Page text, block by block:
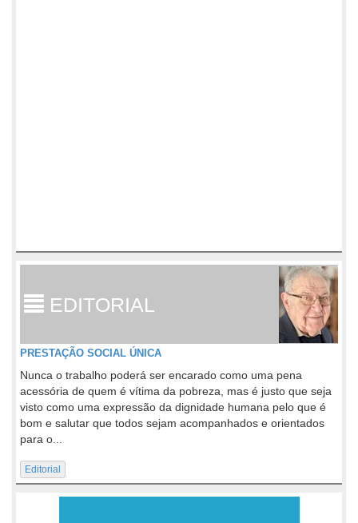
EDITORIAL
PRESTAÇÃO SOCIAL ÚNICA
Nunca o trabalho poderá ser encarado como uma pena
acessória de quem é vítima da pobreza, mas é justo que seja
visto como uma expressão da dignidade humana pelo que é
bom e salutar que todos sejam acompanhados e orientados
para o...
Editorial